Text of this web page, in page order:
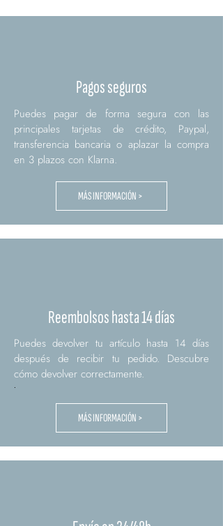
Pagos seguros
Puedes pagar de forma segura con las
principales tarjetas de crédito, Paypal,
transferencia bancaria o aplazar la compra
en 3 plazos con Klarna.
MÁS INFORMACIÓN >
Reembolsos hasta 14 días
Puedes devolver tu artículo hasta 14 días
después de recibir tu pedido. Descubre
cómo devolver correctamente.
MÁS INFORMACIÓN >